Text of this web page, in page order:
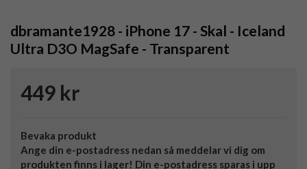
dbramante1928 - iPhone 17 - Skal - Iceland
Ultra D3O MagSafe - Transparent
449 kr
Bevaka produkt
Ange din e-postadress nedan så meddelar vi dig om
produkten finns i lager! Din e-postadress sparas i upp